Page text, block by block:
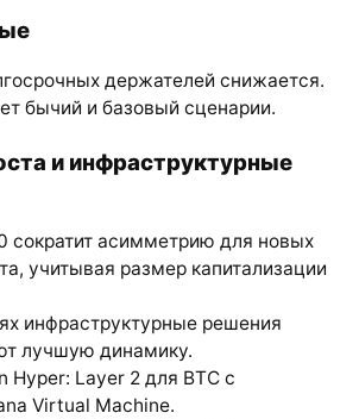
держателей снижается.
бычий и базовый сценарии.
и инфраструктурные
сократит асимметрию для новых
учитывая размер капитализации
инфраструктурные решения
лучшую динамику.
Layer 2 для BTC с
Virtual Machine.